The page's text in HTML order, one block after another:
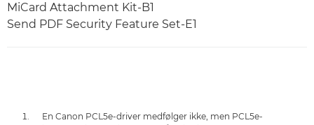
MiCard Attachment Kit-B1
Send PDF Security Feature Set-E1
En Canon PCL5e-driver medfølger ikke, men PCL5e-